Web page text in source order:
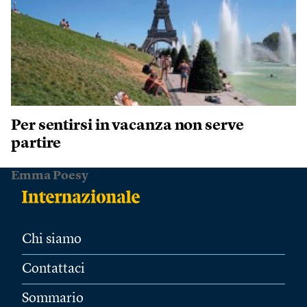
Per sentirsi in vacanza non serve
partire
Emma Poesy
Chi siamo
Contattaci
Sommario